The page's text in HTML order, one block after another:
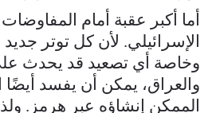
أما أكبر عقبة أمام
الإسرائيلي. لأن كل توتر
وخاصة أي تصعيد قد يحدث
والعراق، يمكن أن يفسد أيضًا
الممكن إنشاؤه عبر هرمز.